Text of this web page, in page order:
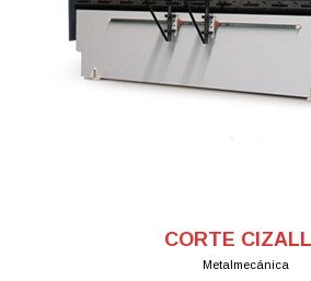
CORTE
Metalmecánica